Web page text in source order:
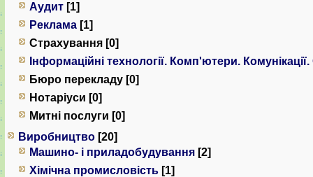
Аудит [1]
Реклама [1]
Страхування [0]
Інформаційні технології. Комп'ютери.
Бюро перекладу [0]
Нотаріуси [0]
Митні послуги [0]
Виробництво [20]
Машино- і приладобудування [2]
Хімічна промисловість [1]